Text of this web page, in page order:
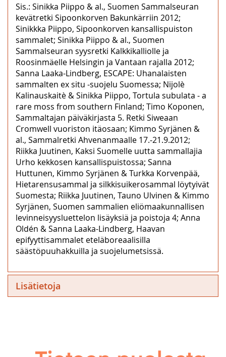
Sis.: Sinikka Piippo & al., Suomen Sammalseuran
kevätretki Sipoonkorven Bakunkärriin 2012;
Sinikkka Piippo, Sipoonkorven kansallispuiston
sammalet; Sinikka Piippo & al., Suomen
Sammalseuran syysretki Kalkkikalliolle ja
Roosinmäelle Helsingin ja Vantaan rajalla 2012;
Sanna Laaka-Lindberg, ESCAPE: Uhanalaisten
sammalten ex situ -suojelu Suomessa; Nijolè
Kalinauskaitè & Sinikka Piippo, Tortula subulata ‒ a
rare moss from southern Finland; Timo Koponen,
Sammaltajan päiväkirjasta 5. Retki Siweaan
Cromwell vuoriston itäosaan; Kimmo Syrjänen &
al., Sammalretki Ahvenanmaalle 17.‒21.9.2012;
Riikka Juutinen, Kaksi Suomelle uutta sammallajia
Urho kekkosen kansallispuistossa; Sanna
Huttunen, Kimmo Syrjänen & Turkka Korvenpää,
Hietarensusammal ja silkkisuikerosammal löytyivät
Suomesta; Riikka Juutinen, Tauno Ulvinen & Kimmo
Syrjänen, Suomen sammalien eliömaakunnallisen
levinneisyysluettelon lisäyksiä ja poistoja 4; Anna
Oldén & Sanna Laaka-Lindberg, Haavan
epifyyttisammalet eteläboreaalisilla
säästöpuuhakkuilla ja suojelumetsissä.
Lisätietoja